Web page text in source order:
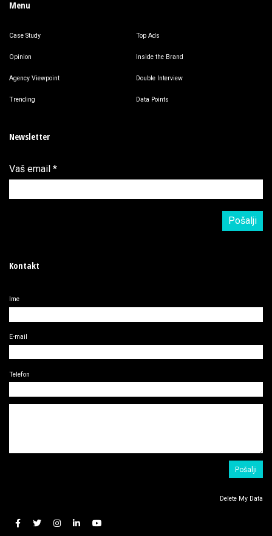
Menu
Case Study Top Ads
Opinion Inside the Brand
Agency Viewpoint Double Interview
Trending Data Points
Newsletter
Vaš email *
Kontakt
Ime
E-mail
Telefon
Delete My Data